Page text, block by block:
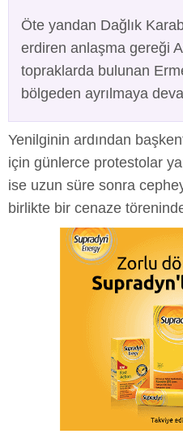
Öte yandan Dağlık
erdiren anlaşma gereği
topraklarda bulunan
bölgeden ayrılmaya
Yenilginin ardından
için günlerce protestolar
ise uzun süre sonra
birlikte bir cenaze